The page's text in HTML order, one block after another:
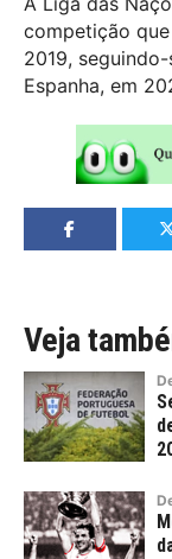
competição
2019,
Espanha, em
Veja